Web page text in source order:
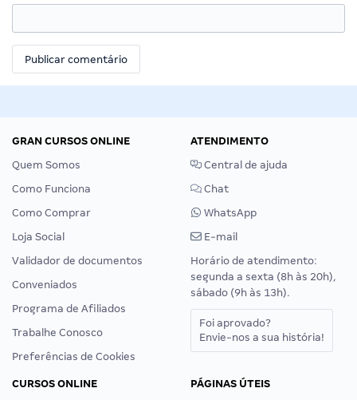
GRAN CURSOS ONLINE
Quem Somos
Como Funciona
Como Comprar
Loja Social
Validador de documentos
Conveniados
Programa de Afiliados
Trabalhe Conosco
Preferências de Cookies
ATENDIMENTO
Central de ajuda
Chat
WhatsApp
E-mail
Horário de atendimento:
segunda a sexta (8h às 20h),
sábado (9h às 13h).
Foi aprovado?
Envie-nos a sua história!
CURSOS ONLINE
PÁGINAS ÚTEIS